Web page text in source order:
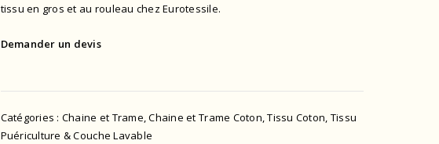
tissu en gros et au rouleau chez Eurotessile.
Demander un devis
Catégories : Chaine et Trame,Chaine et Trame Coton,Tissu Coton, Tissu
Puériculture & Couche Lavable